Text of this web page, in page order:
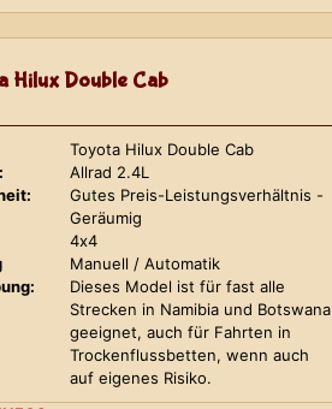
Hilux Double Cab
Toyota Hilux Double Cab
Allrad 2.4L
Gutes Preis-Leistungsverhältnis -
Geräumig
4x4
Manuell / Automatik
Dieses Model ist für fast alle
Strecken in Namibia und Botswana
geeignet, auch für Fahrten in
Trockenflussbetten, wenn auch
auf eigenes Risiko.